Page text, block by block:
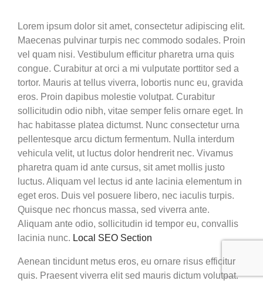
B2B-Kaffee
Lorem ipsum dolor sit amet, consectetur adipiscing elit.
Maecenas pulvinar turpis nec commodo sodales. Proin
vel quam nisi. Vestibulum efficitur pharetra urna quis
congue. Curabitur at orci a mi vulputate porttitor sed a
tortor. Mauris at tellus viverra, lobortis nunc eu, gravida
eros. Proin dapibus molestie volutpat. Curabitur
sollicitudin odio nibh, vitae semper felis ornare eget. In
hac habitasse platea dictumst. Nunc consectetur urna
pellentesque arcu dictum fermentum. Nulla interdum
vehicula velit, ut luctus dolor hendrerit nec. Vivamus
pharetra quam id ante cursus, sit amet mollis justo
luctus. Aliquam vel lectus id ante lacinia elementum in
eget eros. Duis vel posuere libero, nec iaculis turpis.
Quisque nec rhoncus massa, sed viverra ante.
Aliquam ante odio, sollicitudin id tempor eu, convallis
lacinia nunc. Local SEO Section
Aenean tincidunt metus eros, eu ornare risus efficitur
quis. Praesent viverra elit sed mauris dictum volutpat.